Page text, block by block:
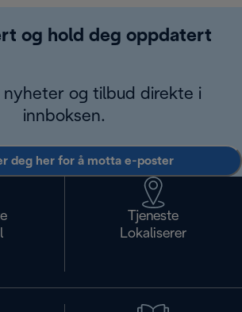
og hold deg oppdatert
nyheter og tilbud direkte i
innboksen.
deg her for å motta e-poster
Tjeneste
Lokaliserer